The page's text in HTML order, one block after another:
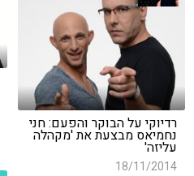
רדיוקי על הבוקר והפעם: חני
נחמיאס מבצעת את 'מקהלה
עליזה'
18/11/2014